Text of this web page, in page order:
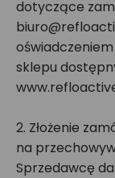
dotyczące
sklepu
2. Złożenie
na
Sprzedawcę